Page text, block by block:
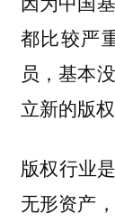
都比较严
员，基本
立新的版权
版权行业
无形资产